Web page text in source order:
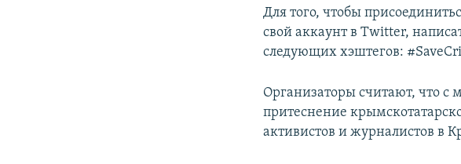
Для того, чтобы
свой аккаунт в Twitter,
следующих хэштегов:
Организаторы считают, что с
притеснение
активистов и журналистов в